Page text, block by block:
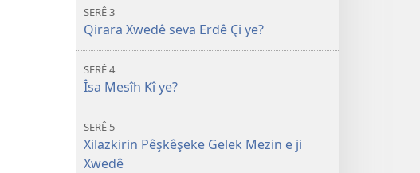
SERÊ 3
Qirara Xwedê seva Erdê Çi ye?
SERÊ 4
Îsa Mesîh Kî ye?
SERÊ 5
Xilazkirin Pêşkêşeke Gelek Mezin e ji
Xwedê